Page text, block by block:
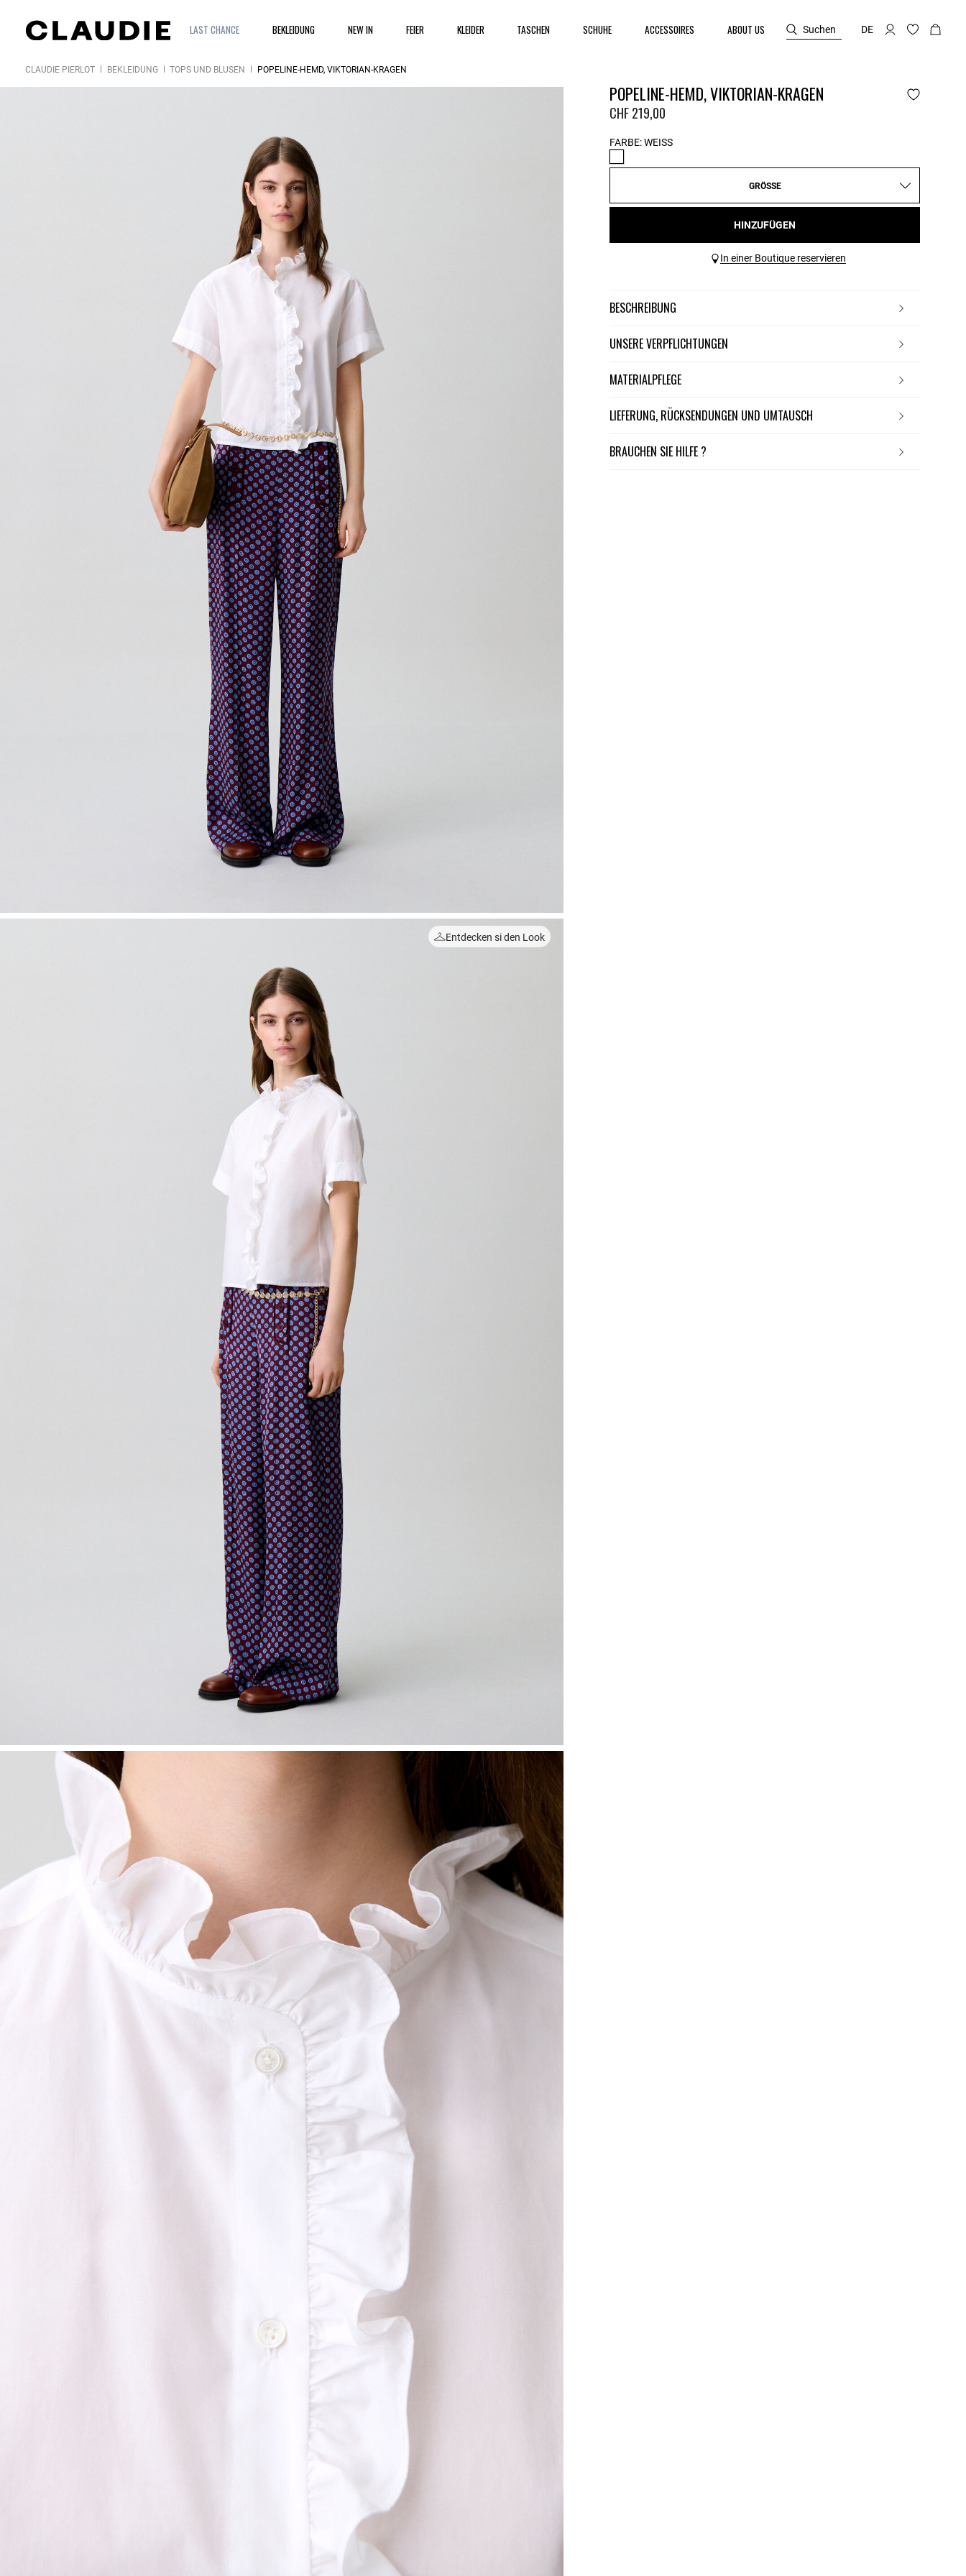
LAST CHANCE BEKLEIDUNG NEW IN FEIER KLEIDER TASCHEN SCHUHE ACCESSOIRES ABOUT US Suchen DE
CLAUDIE PIERLOT BEKLEIDUNG TOPS UND BLUSEN POPELINE-HEMD, VIKTORIAN-KRAGEN
Entdecken si den Look
POPELINE-HEMD, VIKTORIAN-KRAGEN
CHF 219,00
FARBE:WEISS
GRÖSSE
HINZUFÜGEN
In einer Boutique reservieren
BESCHREIBUNG
UNSERE VERPFLICHTUNGEN
MATERIALPFLEGE
LIEFERUNG, RÜCKSENDUNGEN UND UMTAUSCH
BRAUCHEN SIE HILFE ?